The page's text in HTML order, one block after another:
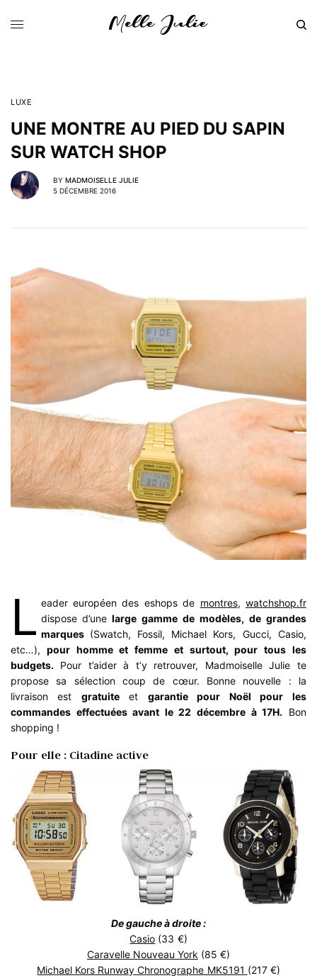
LUXE
UNE MONTRE AU PIED DU SAPIN
SUR WATCH SHOP
BY MADMOISELLE JULIE
5 DÉCEMBRE 2016
L eader européen des eshops de montres, watchshop.fr
dispose d’une large gamme de modèles, de grandes
marques (Swatch, Fossil, Michael Kors, Gucci, Casio,
etc…), pour hommeetfemme et surtout, pour tous les
budgets. Pour t’aider à t’y retrouver, Madmoiselle Julie te
propose sa sélection coup de cœur. Bonne nouvelle : la
livraison est gratuite et garantie pour Noël pour les
commandes effectuées avant le 22 décembre à 17H. Bon
shopping !
Pour elle : Citadine active
De gauche à droite :
Casio (33 €)
Caravelle Nouveau York (85 €)
Michael Kors Runway Chronographe MK5191 (217 €)